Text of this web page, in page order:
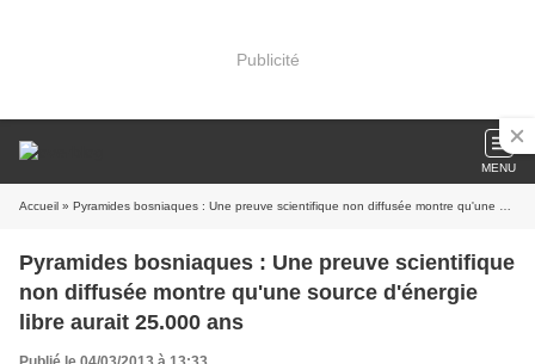
Publicité
MENU
Accueil » Pyramides bosniaques : Une preuve scientifique non diffusée montre qu'une source d'énergie libre aurait 25.000 ans
Pyramides bosniaques : Une preuve scientifique
non diffusée montre qu'une source d'énergie
libre aurait 25.000 ans